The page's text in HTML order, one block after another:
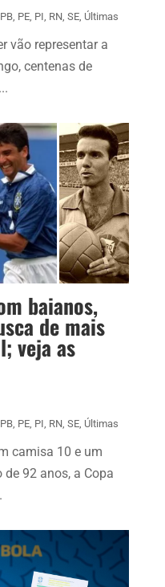
PB, PE, PI, RN, SE, Últimas
vão representar a
centenas de
baianos,
de mais
veja as
PB, PE, PI, RN, SE, Últimas
camisa 10 e um
92 anos, a Copa